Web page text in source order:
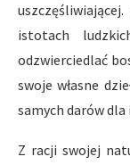
istotach
odzwierciedlać
swoje własne
samych darów dla
Z racji swojej